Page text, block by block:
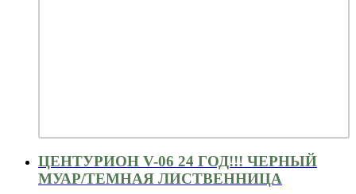
ЦЕНТУРИОН V-06 24 ГОД!!! ЧЕРНЫЙ
МУАР/ТЕМНАЯ ЛИСТВЕННИЦА